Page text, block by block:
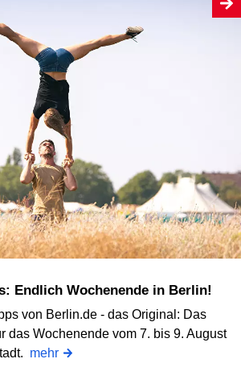
Endlich Wochenende in Berlin!
von Berlin.de - das Original: Das
das Wochenende vom 7. bis 9. August
mehr